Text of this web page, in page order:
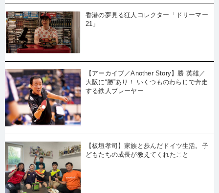
香港の夢見る狂人コレクター「ドリーマー
21」
【アーカイブ／Another Story】勝 英雄／
大阪に“勝”あり！ いくつものわらじで奔走
する鉄人プレーヤー
【板垣孝司】家族と歩んだドイツ生活。子
どもたちの成長が教えてくれたこと